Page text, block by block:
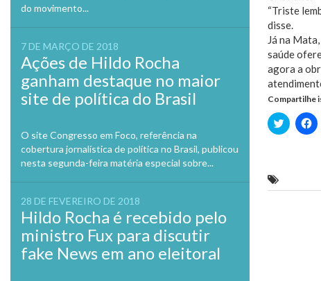
do movimento...
7 DE MARÇO DE 2018
Ações de Hildo Rocha
ganham destaque no maior
site de política do Brasil
O site Congresso em Foco, referência na
cobertura jornalística de política no Brasil, publicou
nesta segunda-feira matéria especial sobre...
28 DE FEVEREIRO DE 2018
Hildo Rocha é recebido pelo
ministro Fux para discutir
fake News em ano eleitoral
“Triste
disse.
Já na
saúde
agora a
Compartilhe
Clique
para